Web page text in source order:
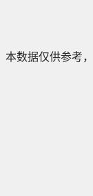
本数据仅供参考